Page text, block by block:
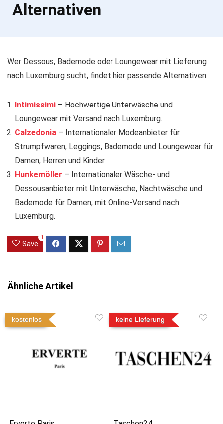
Alternativen
Wer Dessous, Bademode oder Loungewear mit Lieferung
nach Luxemburg sucht, findet hier passende Alternativen:
Intimissimi – Hochwertige Unterwäsche und
Loungewear mit Versand nach Luxemburg.
Calzedonia – Internationaler Modeanbieter für
Strumpfwaren, Leggings, Bademode und Loungewear für
Damen, Herren und Kinder
Hunkemöller – Internationaler Wäsche- und
Dessousanbieter mit Unterwäsche, Nachtwäsche und
Bademode für Damen, mit Online-Versand nach
Luxemburg.
Save
1
Ähnliche Artikel
kostenlos keine Lieferung